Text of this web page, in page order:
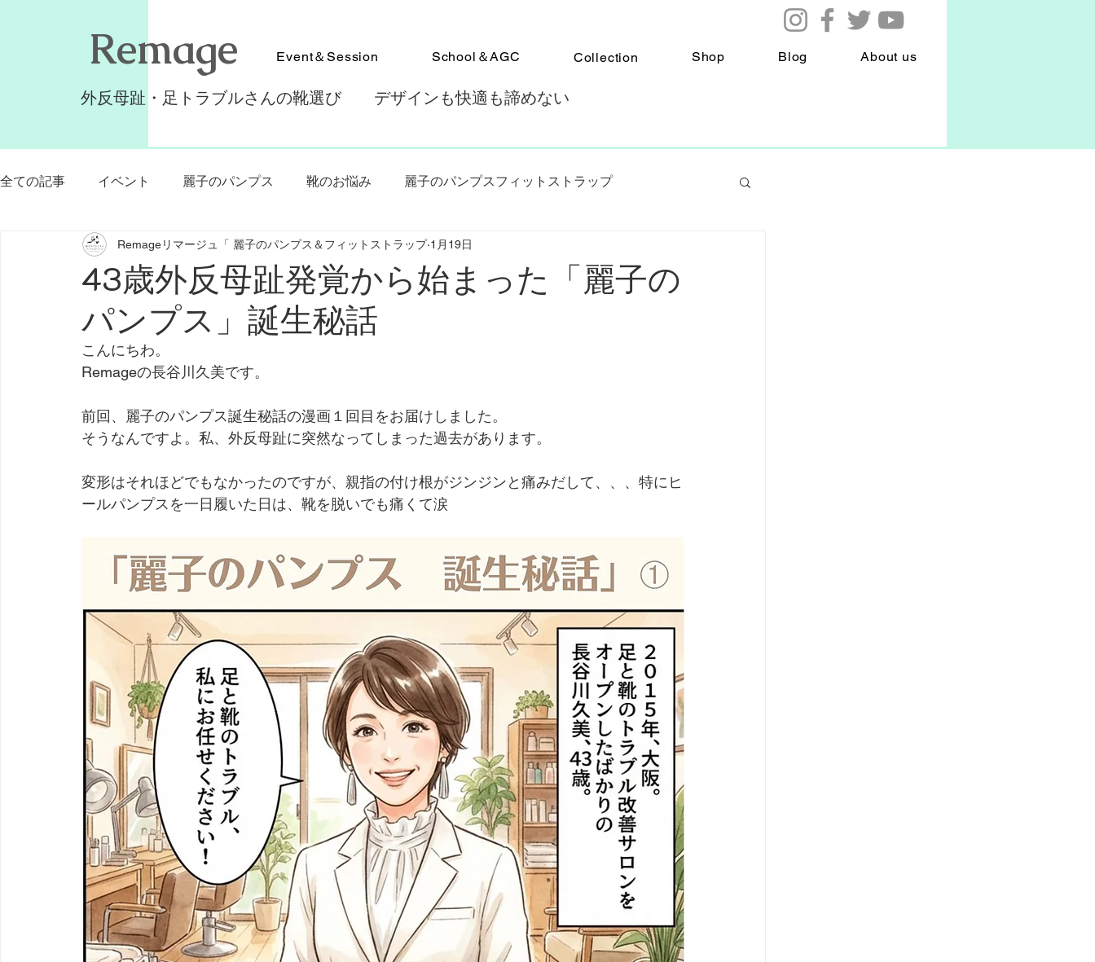
​Remage Event＆Session School＆AGC Collection Shop Blog About us
外反母趾・足トラブルさんの靴選び デザインも快適も諦めない
全ての記事 イベント 麗子のパンプス 靴のお悩み 麗子のパンプスフィットストラップ
リマージュ個人代理店 靴の同行ショッピング パンプスフィットアドバイザー認定スクール
クラウドファンディングMakuake 外反母趾 美歩のパンプスフィットストラップ
シンデレラシューズ講座 足の冷え
クラウドファンディング 外反母趾 想い 魚の目 足洗浄フォームLa Grace
かかとの角質 足の健康 日常ブログ
43歳外反母趾発覚から始まった「麗子の
パンプス」誕生秘話
Remageリマージュ「 麗子のパンプス＆フィットストラップ 1月19日
こんにちわ。
Remageの長谷川久美です。
前回、麗子のパンプス誕生秘話の漫画１回目をお届けしました。
そうなんですよ。私、外反母趾に突然なってしまった過去があります。
変形はそれほどでもなかったのですが、親指の付け根がジンジンと痛みだして、、、特にヒ
ールパンプスを一日履いた日は、靴を脱いでも痛くて涙